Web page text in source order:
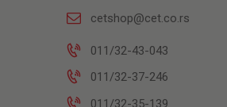
cetshop@cet.co.rs
011/32-43-043
011/32-37-246
011/32-35-139